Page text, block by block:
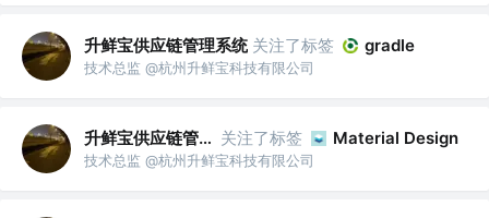
升鲜宝供应链管理系统 关注了标签 gradle
技术总监 @杭州升鲜宝科技有限公司
升鲜宝供应链管理系统 关注了标签 Material Design
技术总监 @杭州升鲜宝科技有限公司